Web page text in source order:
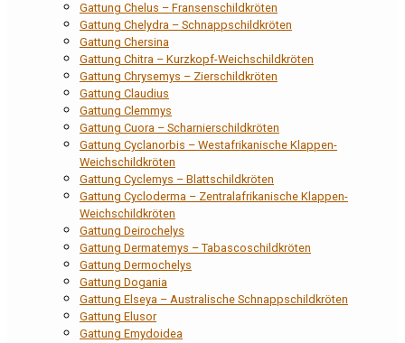
Gattung Chelus – Fransenschildkröten
Gattung Chelydra – Schnappschildkröten
Gattung Chersina
Gattung Chitra – Kurzkopf-Weichschildkröten
Gattung Chrysemys – Zierschildkröten
Gattung Claudius
Gattung Clemmys
Gattung Cuora – Scharnierschildkröten
Gattung Cyclanorbis – Westafrikanische Klappen-
Weichschildkröten
Gattung Cyclemys – Blattschildkröten
Gattung Cycloderma – Zentralafrikanische Klappen-
Weichschildkröten
Gattung Deirochelys
Gattung Dermatemys – Tabascoschildkröten
Gattung Dermochelys
Gattung Dogania
Gattung Elseya – Australische Schnappschildkröten
Gattung Elusor
Gattung Emydoidea